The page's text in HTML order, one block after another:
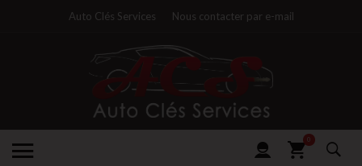
Auto Clés Services Nous contacter par e-mail
0